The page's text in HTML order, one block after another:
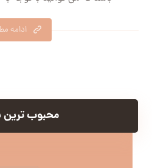
ادامه
محبوب ترین